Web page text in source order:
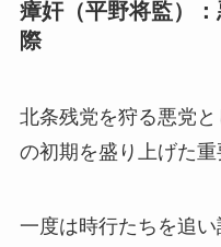
瘴奸（平野将監）
際
北条残党を狩る悪党
の初期を盛り上げた重
一度は時行たちを追